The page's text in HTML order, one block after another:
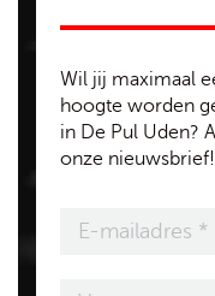
Wil jij maximaal
hoogte worden
in De Pul Uden?
onze nieuwsbrief!